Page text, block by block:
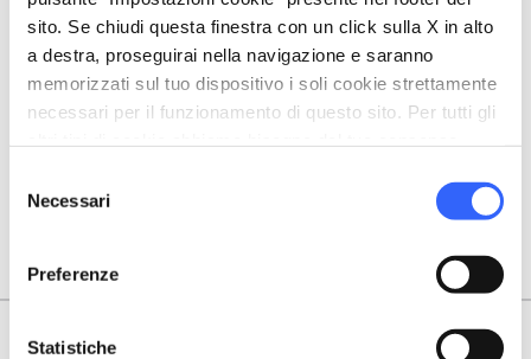
sito. Se chiudi questa finestra con un click sulla X in alto
a destra, proseguirai nella navigazione e saranno
memorizzati sul tuo dispositivo i soli cookie strettamente
necessari per il funzionamento di questo sito. Per tutti gli
delNecessari
Preferenze
Statistiche
Territori